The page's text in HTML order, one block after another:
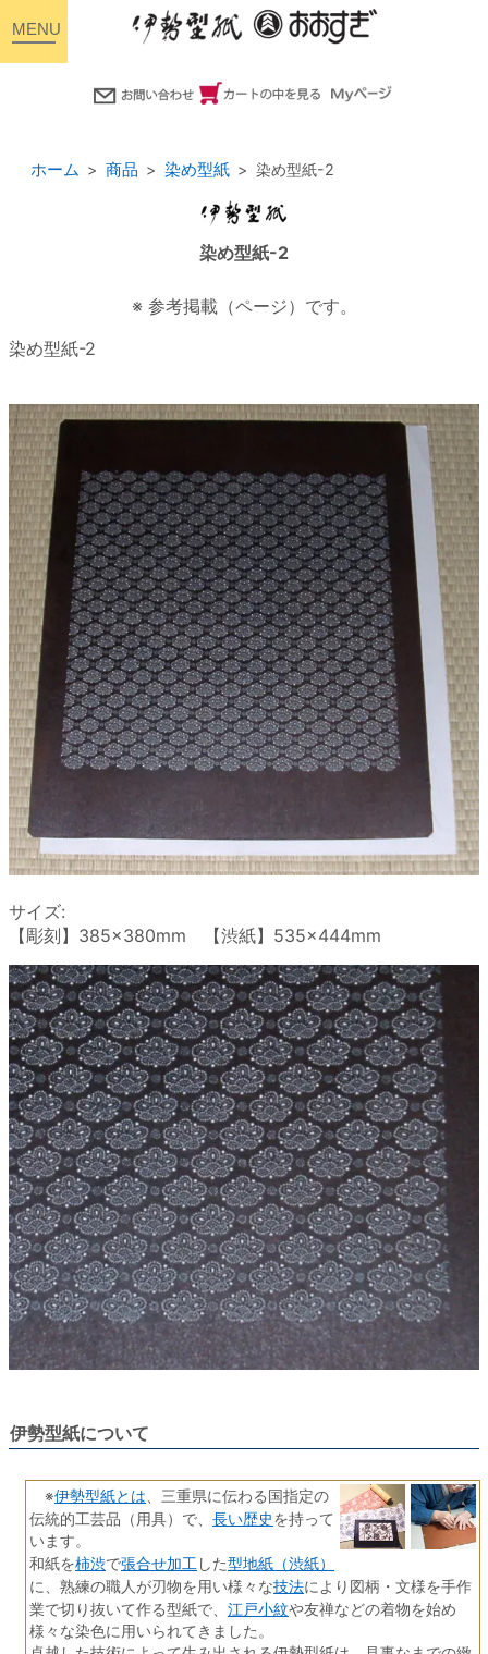
ホーム 商品 染め型紙 染め型紙-2
染め型紙-2
※ 参考掲載（ページ）です。
染め型紙-2
サイズ:
【彫刻】385×380mm 【渋紙】535×444mm
伊勢型紙について
※伊勢型紙とは、三重県に伝わる国指定の
伝統的工芸品（用具）で、 長い歴史を持って
います。
和紙を柿渋で張合せ加工 した型地紙（渋紙）
に、熟練の職人が刃物を用い様々な技法により図柄・文様を手作
業で切り抜いて作る型紙で、 江戸小紋や友禅などの着物を始め
様々な染色に用いられてきました。
toggle
navigation